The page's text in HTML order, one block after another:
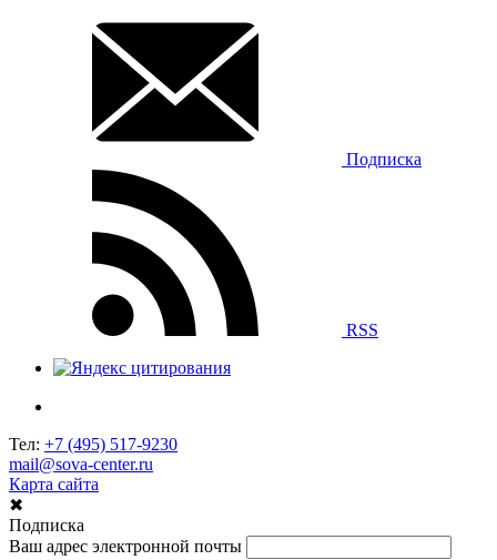
Подписка
RSS
Тел: +7 (495) 517-9230
mail@sova-center.ru
Карта сайта
✖
Подписка
Ваш адрес электронной почты